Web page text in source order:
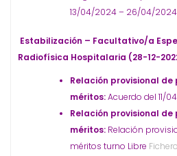
13/04/2024 – 26/04/
Estabilización – Facultativo/a
Radiofísica Hospitalaria (28-12-
Relación provisional
méritos:Acuerdo del 11/
Relación provisional
méritos: Relación
méritos turno Libre